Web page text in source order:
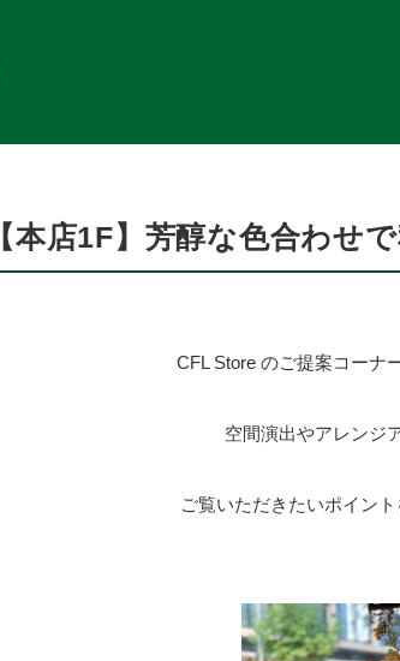
【本店1F】芳醇な色合わせ
CFL Store のご提案コー
空間演出やアレンジ
ご覧いただきたいポイン